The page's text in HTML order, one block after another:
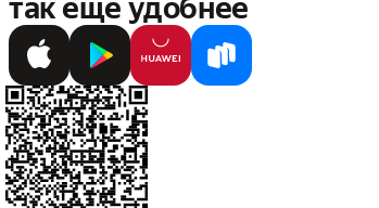
так ещё удобнее